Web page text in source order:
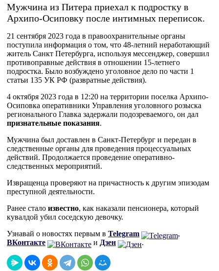
Мужчина из Питера приехал к подростку в
Архипо-Осиповку после интимных переписок.
21 сентября 2023 года в правоохранительные органы
поступила информация о том, что 48-летний неработающий
житель Санкт Петербурга, используя мессенджер, совершил
противоправные действия в отношении 15-летнего
подростка. Было возбуждено уголовное дело по части 1
статьи 135 УК РФ (развратные действия).
4 октября 2023 года в 12:20 на территории поселка Архипо-
Осиповка оперативники Управления уголовного розыска
регионального Главка задержали подозреваемого, он дал
признательные показания.
Мужчина был доставлен в Санкт-Петербург и передан в
следственные органы для проведения процессуальных
действий. Продолжается проведение оперативно-
следственных мероприятий.
Извращенца проверяют на причастность к другим эпизодам
преступной деятельности.
Ранее стало известно, как наказали пенсионера, который
кувалдой убил соседскую девочку.
Узнавай о новостях первым в Telegram
,
ВКонтакте
и Дзен .